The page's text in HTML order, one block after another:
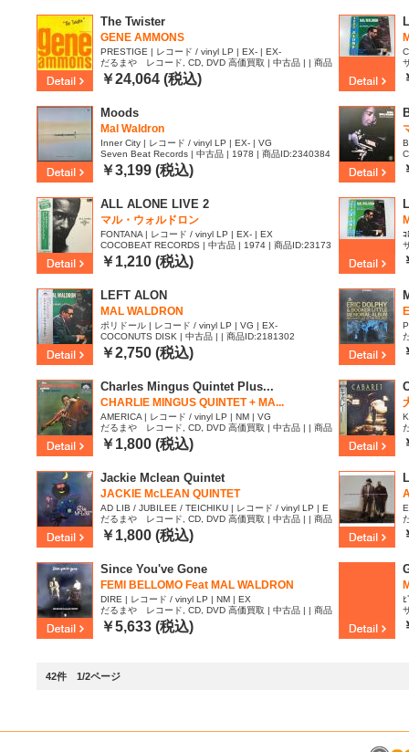
The Twister
GENE AMMONS
PRESTIGE | レコード / vinyl LP | EX- | EX-
だるまや レコード, CD, DVD 高価買取 | 中古品 | | 商品
ID:2374321
￥24,064 (税込)
Moods
Mal Waldron
Inner City | レコード / vinyl LP | EX- | VG
Seven Beat Records | 中古品 | 1978 | 商品ID:2340384
￥3,199 (税込)
ALL ALONE LIVE 2
マル・ウォルドロン
FONTANA | レコード / vinyl LP | EX- | EX
COCOBEAT RECORDS | 中古品 | 1974 | 商品ID:23173
48
￥1,210 (税込)
ｺ
LEFT ALON
MAL WALDRON
ポリドール | レコード / vinyl LP | VG | EX-
COCONUTS DISK | 中古品 | | 商品ID:2181302
￥2,750 (税込)
Charles Mingus Quintet Plus...
CHARLIE MINGUS QUINTET + MA...
AMERICA | レコード / vinyl LP | NM | VG
だるまや レコード, CD, DVD 高価買取 | 中古品 | | 商品
ID:1910178
￥1,800 (税込)
X
Jackie Mclean Quintet
JACKIE McLEAN QUINTET
AD LIB / JUBILEE / TEICHIKU | レコード / vinyl LP | E
X | VG
だるまや レコード, CD, DVD 高価買取 | 中古品 | | 商品
ID:1654206
￥1,800 (税込)
Since You've Gone
FEMI BELLOMO Feat MAL WALDRON
DIRE | レコード / vinyl LP | NM | EX
だるまや レコード, CD, DVD 高価買取 | 中古品 | | 商品
ID:1492016
￥5,633 (税込)
42件 1/2ページ